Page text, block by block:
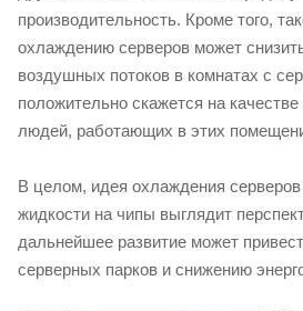
производительность. Кроме того,
охлаждению серверов может
воздушных потоков в комнатах с
положительно скажется на
людей, работающих в этих
В целом, идея охлаждения
жидкости на чипы выглядит
дальнейшее развитие может
серверных парков и снижению